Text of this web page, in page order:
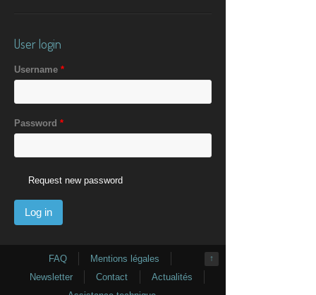
User login
Username *
Password *
Request new password
↑
FAQ
Mentions légales
Newsletter
Contact
Actualités